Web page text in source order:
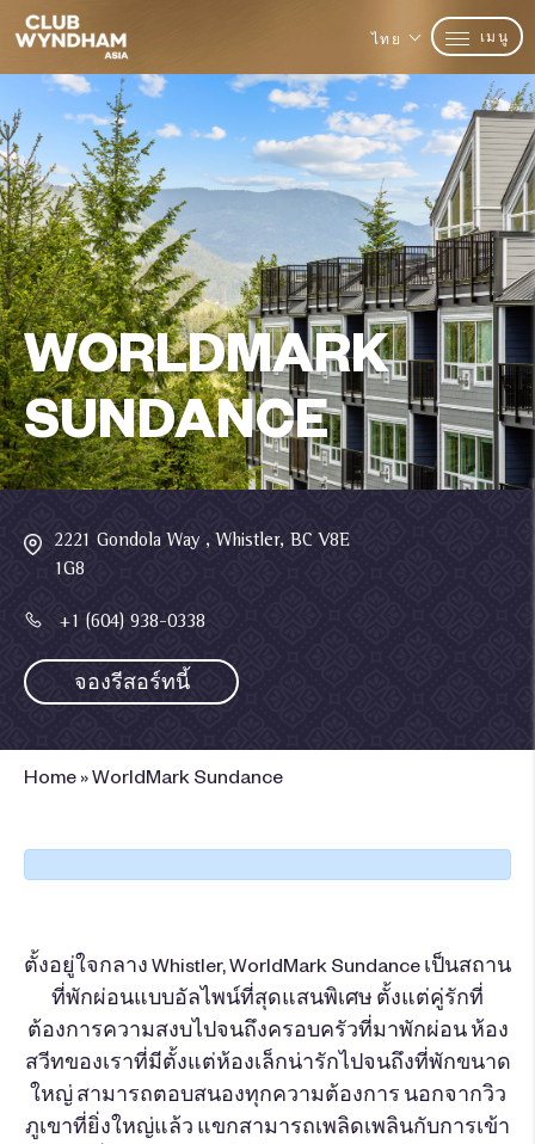
ไทย เมนู
WORLDMARK
SUNDANCE
2221 Gondola Way , Whistler, BC V8E
1G8
+1 (604) 938-0338
จองรีสอร์ทนี้
Home »WorldMark Sundance
ตั้งอยู่ใจกลาง Whistler, WorldMark Sundance เป็นสถาน
ที่พักผ่อนแบบอัลไพน์ที่สุดแสนพิเศษ ตั้งแต่คู่รักที่
ต้องการความสงบไปจนถึงครอบครัวที่มาพักผ่อน ห้อง
สวีทของเราที่มีตั้งแต่ห้องเล็กน่ารักไปจนถึงที่พักขนาด
ใหญ่ สามารถตอบสนองทุกความต้องการ นอกจากวิว
ภูเขาที่ยิ่งใหญ่แล้ว แขกสามารถเพลิดเพลินกับการเข้า